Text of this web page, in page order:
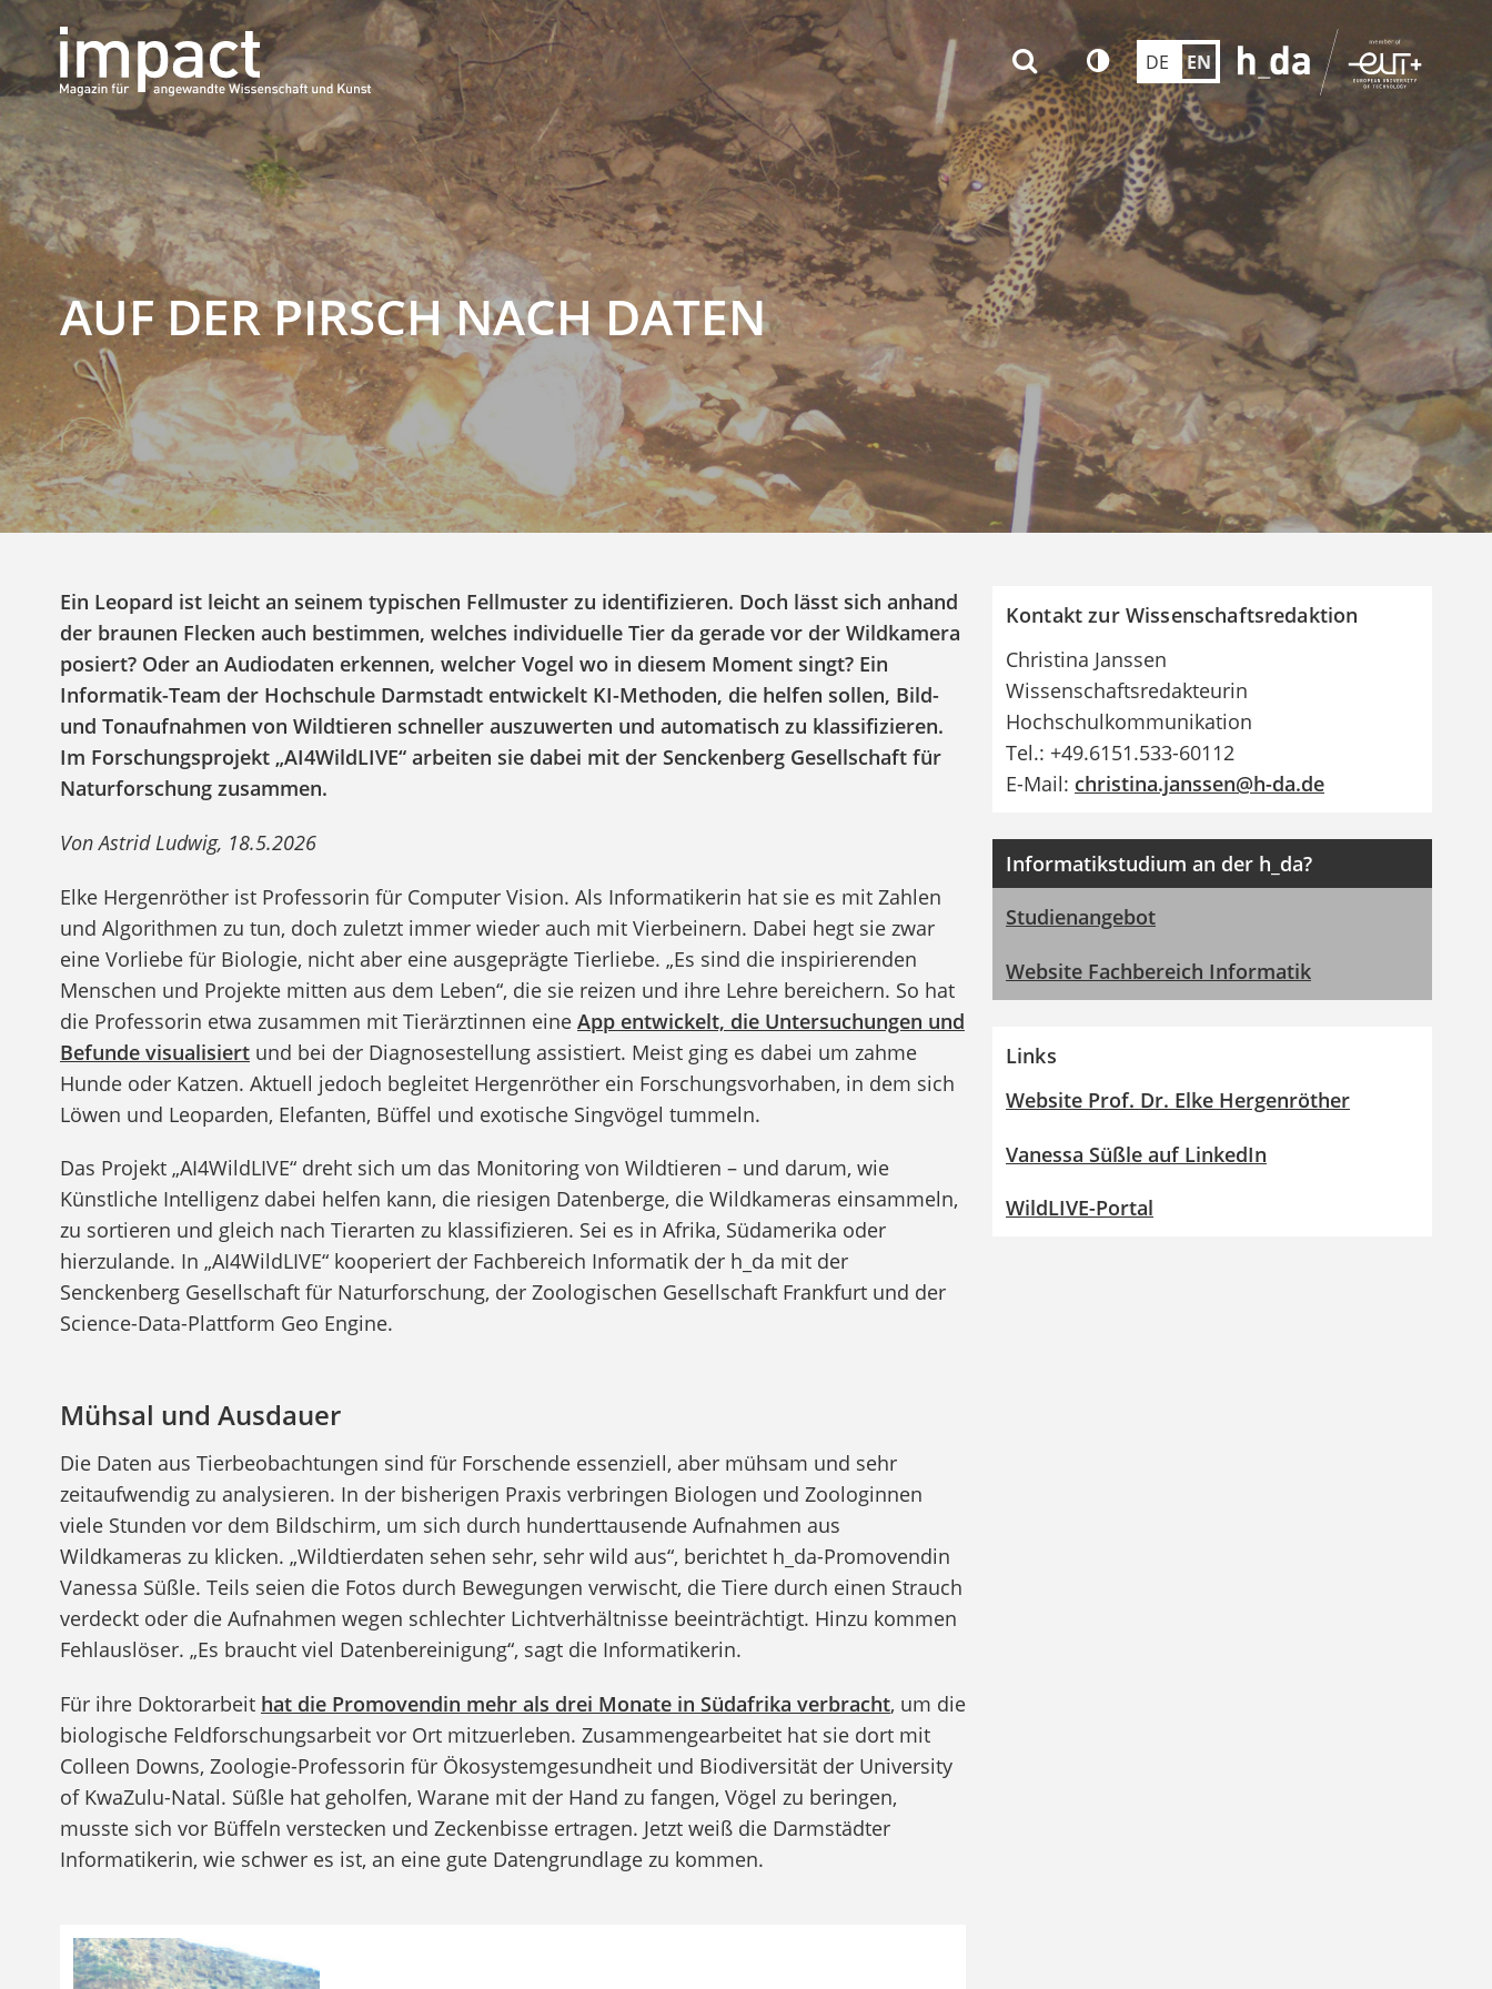
DE EN
AUF DER PIRSCH NACH DATEN
Ein Leopard ist leicht an seinem typischen Fellmuster zu identifizieren. Doch lässt sich anhand
der braunen Flecken auch bestimmen, welches individuelle Tier da gerade vor der Wildkamera
posiert? Oder an Audiodaten erkennen, welcher Vogel wo in diesem Moment singt? Ein
Informatik-Team der Hochschule Darmstadt entwickelt KI-Methoden, die helfen sollen, Bild-
und Tonaufnahmen von Wildtieren schneller auszuwerten und automatisch zu klassifizieren.
Im Forschungsprojekt „AI4WildLIVE“ arbeiten sie dabei mit der Senckenberg Gesellschaft für
Naturforschung zusammen.
Von Astrid Ludwig, 18.5.2026
Elke Hergenröther ist Professorin für Computer Vision. Als Informatikerin hat sie es mit Zahlen
und Algorithmen zu tun, doch zuletzt immer wieder auch mit Vierbeinern. Dabei hegt sie zwar
eine Vorliebe für Biologie, nicht aber eine ausgeprägte Tierliebe. „Es sind die inspirierenden
Menschen und Projekte mitten aus dem Leben“, die sie reizen und ihre Lehre bereichern. So hat
die Professorin etwa zusammen mit Tierärztinnen eine App entwickelt, die Untersuchungen und
Befunde visualisiert und bei der Diagnosestellung assistiert. Meist ging es dabei um zahme
Hunde oder Katzen. Aktuell jedoch begleitet Hergenröther ein Forschungsvorhaben, in dem sich
Löwen und Leoparden, Elefanten, Büffel und exotische Singvögel tummeln.
Das Projekt „AI4WildLIVE“ dreht sich um das Monitoring von Wildtieren – und darum, wie
Künstliche Intelligenz dabei helfen kann, die riesigen Datenberge, die Wildkameras einsammeln,
zu sortieren und gleich nach Tierarten zu klassifizieren. Sei es in Afrika, Südamerika oder
hierzulande. In „AI4WildLIVE“ kooperiert der Fachbereich Informatik der h_da mit der
Senckenberg Gesellschaft für Naturforschung, der Zoologischen Gesellschaft Frankfurt und der
Science-Data-Plattform Geo Engine.
Mühsal und Ausdauer
Die Daten aus Tierbeobachtungen sind für Forschende essenziell, aber mühsam und sehr
zeitaufwendig zu analysieren. In der bisherigen Praxis verbringen Biologen und Zoologinnen
viele Stunden vor dem Bildschirm, um sich durch hunderttausende Aufnahmen aus
Wildkameras zu klicken. „Wildtierdaten sehen sehr, sehr wild aus“, berichtet h_da-Promovendin
Vanessa Süßle. Teils seien die Fotos durch Bewegungen verwischt, die Tiere durch einen Strauch
verdeckt oder die Aufnahmen wegen schlechter Lichtverhältnisse beeinträchtigt. Hinzu kommen
Fehlauslöser. „Es braucht viel Datenbereinigung“, sagt die Informatikerin.
Für ihre Doktorarbeit hat die Promovendin mehr als drei Monate in Südafrika verbracht, um die
biologische Feldforschungsarbeit vor Ort mitzuerleben. Zusammengearbeitet hat sie dort mit
Colleen Downs, Zoologie-Professorin für Ökosystemgesundheit und Biodiversität der University
of KwaZulu-Natal. Süßle hat geholfen, Warane mit der Hand zu fangen, Vögel zu beringen,
musste sich vor Büffeln verstecken und Zeckenbisse ertragen. Jetzt weiß die Darmstädter
Informatikerin, wie schwer es ist, an eine gute Datengrundlage zu kommen.
Kontakt zur Wissenschaftsredaktion
Christina Janssen
Wissenschaftsredakteurin
Hochschulkommunikation
Tel.: +49.6151.533-60112
E-Mail: christina.janssen@h-da.de
Informatikstudium an der h_da?
Studienangebot
Website Fachbereich Informatik
Links
Website Prof. Dr. Elke Hergenröther
Vanessa Süßle auf LinkedIn
WildLIVE-Portal